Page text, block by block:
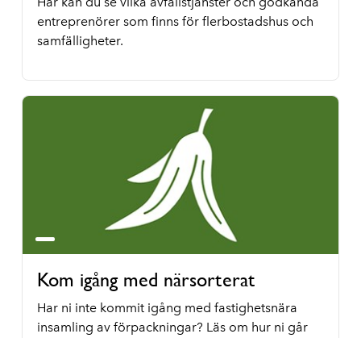
entreprenörer som finns för flerbostadshus och
samfälligheter.
Kom igång med närsorterat
Har ni inte kommit igång med fastighetsnära
insamling av förpackningar? Läs om hur ni går